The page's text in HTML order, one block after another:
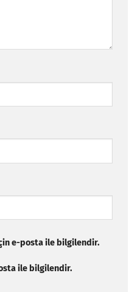
e-posta ile bilgilendir.
ile bilgilendir.